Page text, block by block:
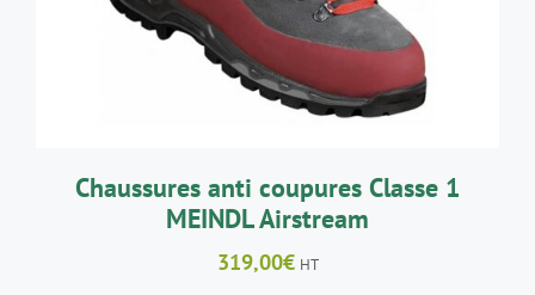
VARIATIONS.
LES
OPTIONS
PEUVENT
ÊTRE
LA
PAGE
DU
Chaussures anti coupures Classe 1
MEINDL Airstream
319,00€ HT